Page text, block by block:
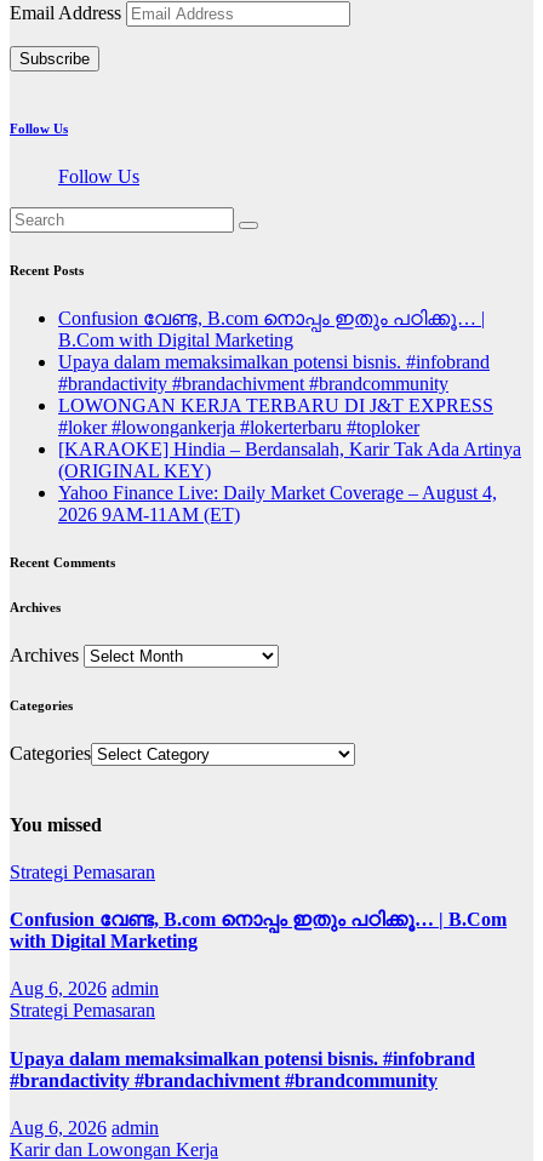
Email Address
Subscribe
Follow Us
Follow Us
Recent Posts
Confusion വേണ്ട, B.com നൊപ്പം ഇതും പഠിക്കൂ… |
B.Com with Digital Marketing
Upaya dalam memaksimalkan potensi bisnis. #infobrand
#brandactivity #brandachivment #brandcommunity
LOWONGAN KERJA TERBARU DI J&T EXPRESS
#loker #lowongankerja #lokerterbaru #toploker
[KARAOKE] Hindia – Berdansalah, Karir Tak Ada Artinya
(ORIGINAL KEY)
Yahoo Finance Live: Daily Market Coverage – August 4,
2026 9AM-11AM (ET)
Recent Comments
Archives
Archives
Categories
Categories
You missed
Strategi Pemasaran
Confusion വേണ്ട, B.com നൊപ്പം ഇതും പഠിക്കൂ… | B.Com
with Digital Marketing
Aug 6, 2026 admin
Strategi Pemasaran
Upaya dalam memaksimalkan potensi bisnis. #infobrand
#brandactivity #brandachivment #brandcommunity
Aug 6, 2026 admin
Karir dan Lowongan Kerja